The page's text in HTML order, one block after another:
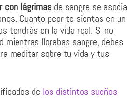
con lágrimas de sangre se asocia
Cuanto peor te sientas en un
tendrás en la vida real. Si no
mientras llorabas sangre, debes
meditar sobre tu vida y tus
de los distintos sueños